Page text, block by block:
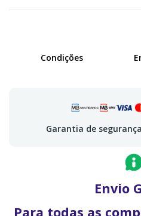
Condições
Garantia de
Envio
Para todas as